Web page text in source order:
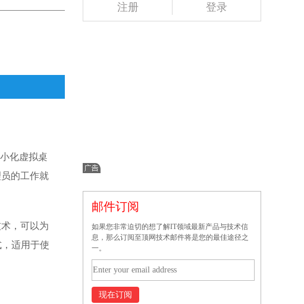
化虚拟桌
的工作就
，可以为
适用于使
注册 登录
邮件订阅
如果您非常迫切的想了解IT领域最新产品与技术信
息，那么订阅至顶网技术邮件将是您的最佳途径之
一。